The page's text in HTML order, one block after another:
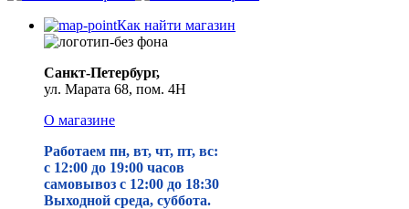
Как найти магазин
Санкт-Петербург,
ул. Марата 68, пом. 4Н
О магазине
Работаем пн, вт, чт, пт, вс:
с 12:00 до 19:00 часов
самовывоз с 12:00 до 18:30
Выходной среда, суббота.